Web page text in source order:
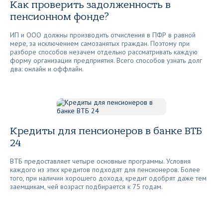
Как проверить задолженность в
пенсионном фонде?
ИП и ООО должны производить отчисления в ПФР в равной
мере, за исключением самозанятых граждан. Поэтому при
разборе способов незачем отдельно рассматривать каждую
форму организации предприятия. Всего способов узнать долг
два: онлайн и оффлайн.
Кредиты для пенсионеров в банке ВТБ
24
ВТБ предоставляет четыре основные программы. Условия
каждого из этих кредитов подходят для пенсионеров. Более
того, при наличии хорошего дохода, кредит одобрят даже тем
заемщикам, чей возраст подбирается к 75 годам.